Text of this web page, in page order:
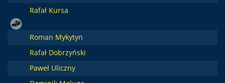
Rafał Kursa
Roman Mykytyn
Rafał Dobrzyński
Paweł Uliczny